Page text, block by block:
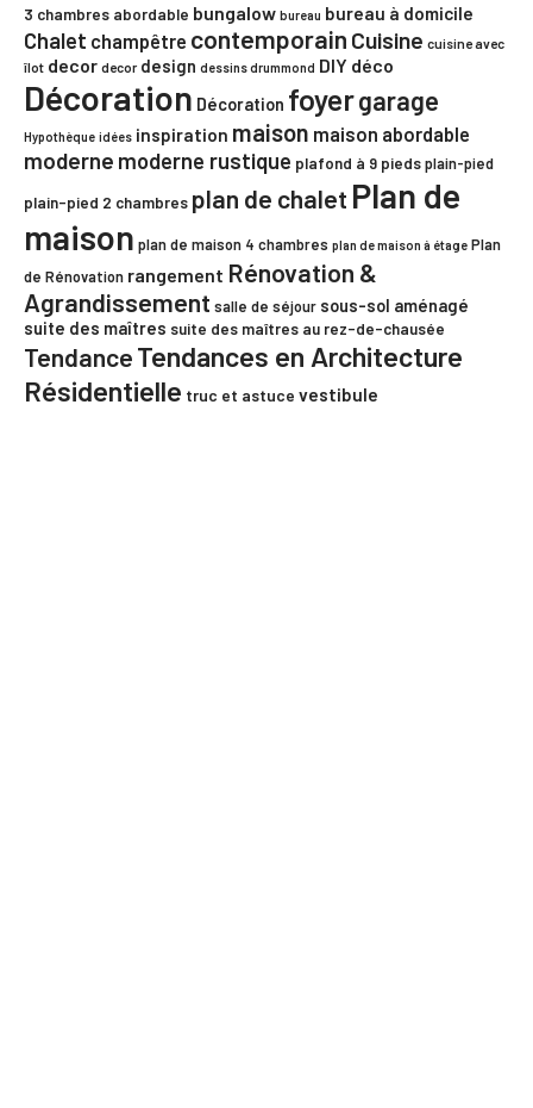
3 chambres abordable bungalow bureau bureau à domicile
Chalet champêtre contemporain Cuisine cuisine avec
îlot decor decor design dessins drummond DIY déco
Décoration Décoration foyergarage
Hypothèque idées inspiration maison maison abordable
moderne moderne rustique plafond à 9 piedsplain-pied
plain-pied 2 chambres plan de chalet Plan de
maison plan de maison 4 chambres plan de maison à étage Plan
de Rénovation rangement Rénovation &
Agrandissement salle de séjour sous-sol aménagé
suite des maîtres suite des maîtres au rez-de-chausée
Tendance Tendances en Architecture
Résidentielle truc et astuce vestibule